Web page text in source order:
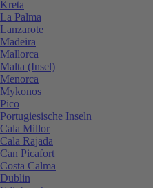
Kreta
La Palma
Lanzarote
Madeira
Mallorca
Malta (Insel)
Menorca
Mykonos
Pico
Portugiesische Inseln
Cala Millor
Cala Rajada
Can Picafort
Costa Calma
Dublin